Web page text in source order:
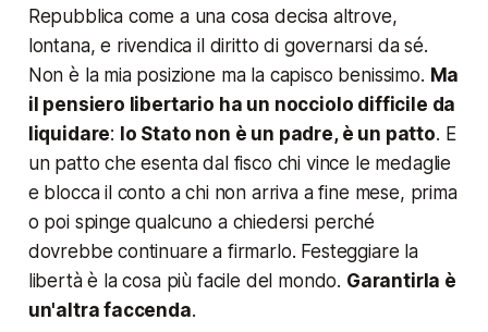
Repubblica come a una cosa decisa altrove,
lontana, e rivendica il diritto di governarsi da sé.
Non è la mia posizione ma la capisco benissimo. Ma
il pensiero libertario ha un nocciolo difficile da
liquidare: lo Stato non è un padre, è un patto. E
un patto che esenta dal fisco chi vince le medaglie
e blocca il conto a chi non arriva a fine mese, prima
o poi spinge qualcuno a chiedersi perché
dovrebbe continuare a firmarlo. Festeggiare la
libertà è la cosa più facile del mondo. Garantirla è
un'altra faccenda.